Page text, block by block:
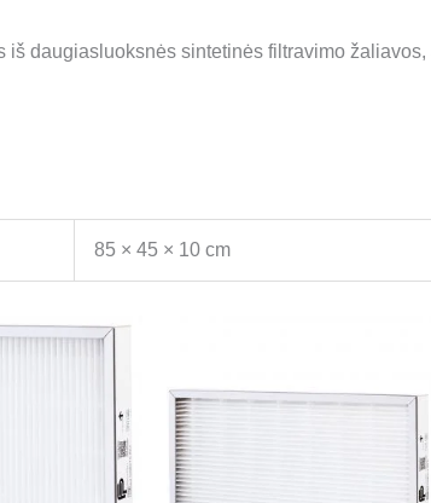
iš daugiasluoksnės sintetinės filtravimo žaliavos,
85 × 45 × 10 cm